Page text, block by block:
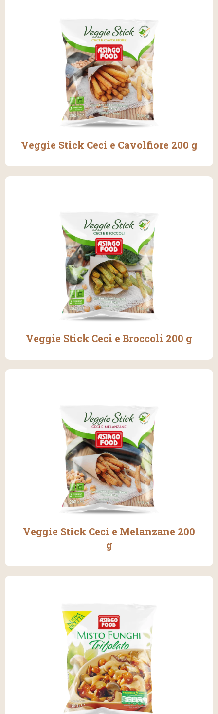
Veggie Stick Ceci e Cavolfiore 200 g
Veggie Stick Ceci e Broccoli 200 g
Veggie Stick Ceci e Melanzane 200
g